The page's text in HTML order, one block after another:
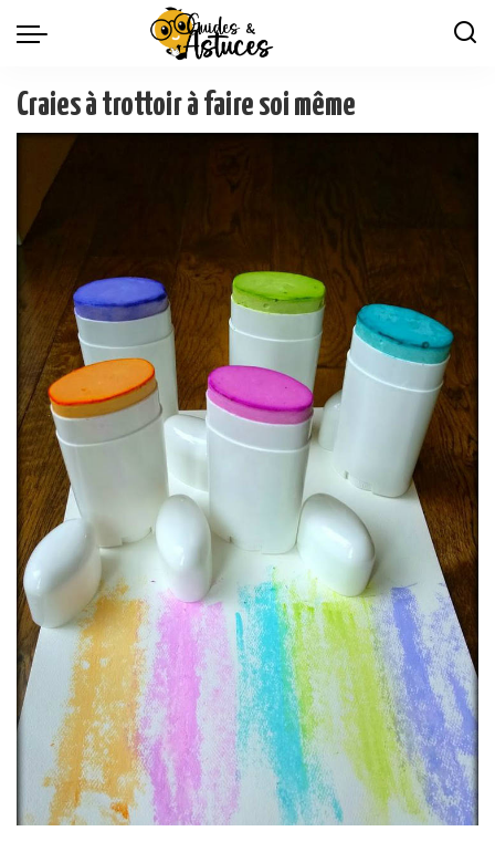
Craies à trottoir à faire soi même